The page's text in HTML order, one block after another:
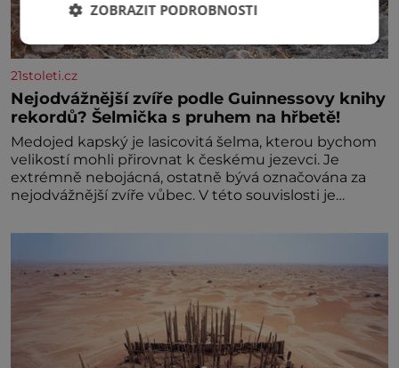
21stoleti.cz
Nejodvážnější zvíře podle Guinnessovy knihy
rekordů? Šelmička s pruhem na hřbetě!
Medojed kapský je lasicovitá šelma, kterou bychom
velikostí mohli přirovnat k českému jezevci. Je
extrémně nebojácná, ostatně bývá označována za
nejodvážnější zvíře vůbec. V této souvislosti je
ZOBRAZIT PODROBNOSTI